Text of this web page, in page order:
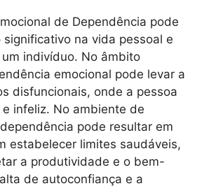
de Dependência pode
na vida pessoal e
indivíduo. No âmbito
emocional pode levar a
disfuncionais, onde a pessoa
infeliz. No ambiente de
pode resultar em
estabelecer limites saudáveis,
a produtividade e o bem-
de autoconfiança e a